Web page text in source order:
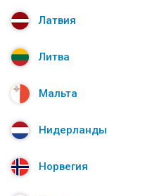
Латвия
Литва
Мальта
Нидерланды
Норвегия